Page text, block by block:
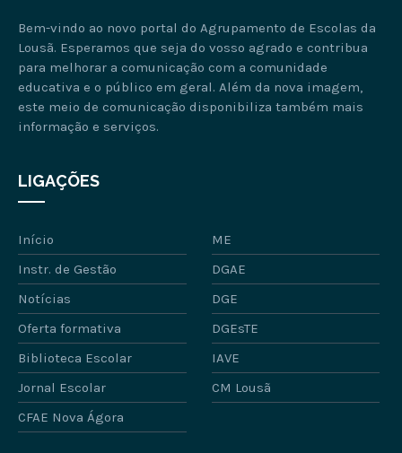
Bem-vindo ao novo portal do Agrupamento de Escolas da
Lousã. Esperamos que seja do vosso agrado e contribua
para melhorar a comunicação com a comunidade
educativa e o público em geral. Além da nova imagem,
este meio de comunicação disponibiliza também mais
informação e serviços.
LIGAÇÕES
Início
ME
Instr. de Gestão
DGAE
Notícias
DGE
Oferta formativa
DGEsTE
Biblioteca Escolar
IAVE
Jornal Escolar
CM Lousã
CFAE Nova Ágora